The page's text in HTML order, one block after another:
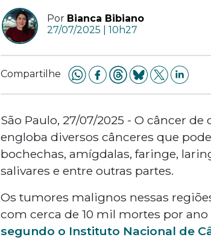
Por Bianca Bibiano
27/07/2025 | 10h27
Compartilhe
São Paulo, 27/07/2025 - O câncer
engloba diversos cânceres que
bochechas, amígdalas, faringe,
salivares e entre outras partes.
Os tumores malignos nessas
com cerca de 10 mil mortes por
segundo o Instituto Nacional de